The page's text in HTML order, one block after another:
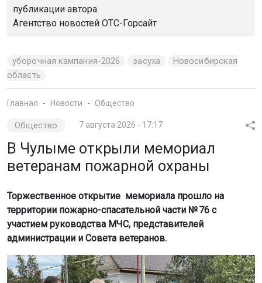
публикации автора
Агентство новостей ОТС-Горсайт
уборочная кампания-2026 засуха
Новосибирская
область
Главная Новости Общество
Общество 7 августа 2026 - 17:17
В Чулыме открыли мемориал
ветеранам пожарной охраны
Торжественное открытие мемориала прошло на
территории пожарно-спасательной части № 76 с
участием руководства МЧС, представителей
администрации и Совета ветеранов.